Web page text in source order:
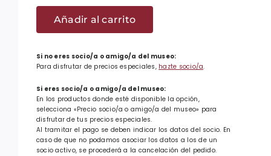
L
-
Sabino
Arana
negra
cantidad
Añadir al carrito
Si no eres socio/a o amigo/a del museo:
Para disfrutar de precios especiales, hazte socio/a.
Si eres socio/a o amigo/a del museo:
En los productos donde esté disponible la opción,
selecciona «Precio socio/a o amigo/a del museo» para
disfrutar de tus precios especiales.
Al tramitar el pago se deben indicar los datos del socio. En
caso de que no podamos asociar los datos a los de un
socio activo, se procederá a la cancelación del pedido.